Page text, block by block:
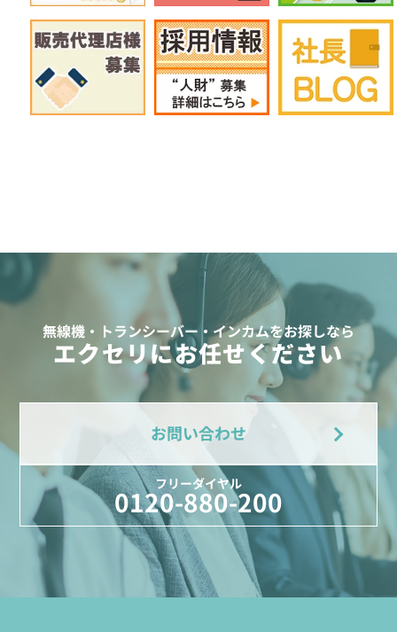
無線機・トランシーバー・インカムをお探しなら
エクセリにお任せください
お問い合わせ
フリーダイヤル
0120-880-200